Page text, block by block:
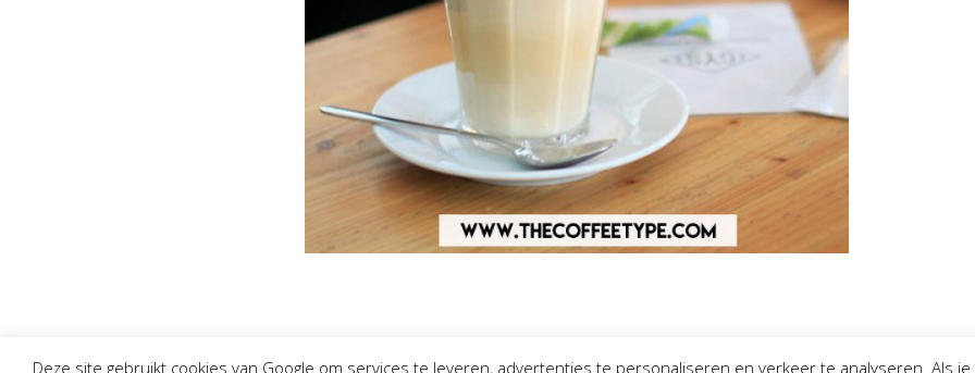
Deze site gebruikt cookies van Google om services te leveren, advertenties te personaliseren en verkeer te analyseren. Als